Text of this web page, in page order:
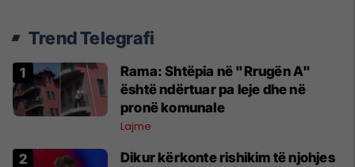
Trend Telegrafi
Rama: Shtëpia në "Rrugën A"
është ndërtuar pa leje dhe në
pronë komunale
Lajme
Dikur kërkonte rishikim të njohjes